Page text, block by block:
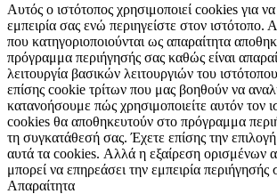
Αυτός ο ιστότοπος χρησιμοποιεί cookies για
εμπειρία σας ενώ περιηγείστε στον
που κατηγοριοποιούνται ως απαραίτητα
πρόγραμμα περιήγησής σας καθώς είναι
λειτουργία βασικών λειτουργιών του
επίσης cookie τρίτων που μας βοηθούν να
κατανοήσουμε πώς χρησιμοποιείτε αυτόν τον
cookies θα αποθηκευτούν στο πρόγραμμα
τη συγκατάθεσή σας. Έχετε επίσης την επιλογή
αυτά τα cookies. Αλλά η εξαίρεση ορισμένων
μπορεί να επηρεάσει την εμπειρία περιήγησής
Απαραίτητα